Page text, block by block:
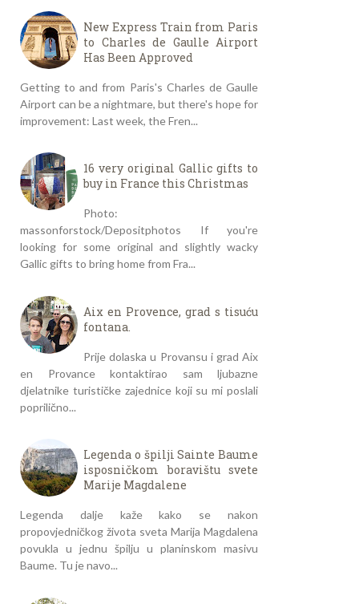
New Express Train from Paris
to Charles de Gaulle Airport
Has Been Approved
Getting to and from Paris's Charles de Gaulle
Airport can be a nightmare, but there's hope for
improvement: Last week, the Fren...
16 very original Gallic gifts to
buy in France this Christmas
Photo:
massonforstock/Depositphotos If you're
looking for some original and slightly wacky
Gallic gifts to bring home from Fra...
Aix en Provence, grad s tisuću
fontana.
Prije dolaska u Provansu i grad Aix
en Provance kontaktirao sam ljubazne
djelatnike turističke zajednice koji su mi poslali
poprilično...
Legenda o špilji Sainte Baume
isposničkom boravištu svete
Marije Magdalene
Legenda dalje kaže kako se nakon
propovjedničkog života sveta Marija Magdalena
povukla u jednu špilju u planinskom masivu
Baume. Tu je navo...